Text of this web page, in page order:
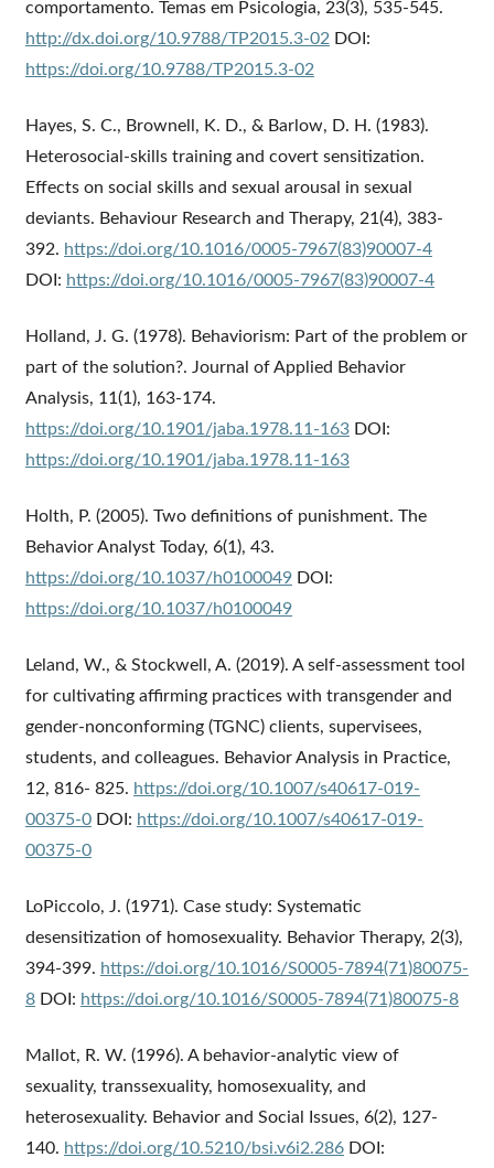
comportamento. Temas em Psicologia, 23(3), 535-545.
http://dx.doi.org/10.9788/TP2015.3-02 DOI:
https://doi.org/10.9788/TP2015.3-02
Hayes, S. C., Brownell, K. D., & Barlow, D. H. (1983).
Heterosocial-skills training and covert sensitization.
Effects on social skills and sexual arousal in sexual
deviants. Behaviour Research and Therapy, 21(4), 383-
392. https://doi.org/10.1016/0005-7967(83)90007-4
DOI: https://doi.org/10.1016/0005-7967(83)90007-4
Holland, J. G. (1978). Behaviorism: Part of the problem or
part of the solution?. Journal of Applied Behavior
Analysis, 11(1), 163-174.
https://doi.org/10.1901/jaba.1978.11-163DOI:
https://doi.org/10.1901/jaba.1978.11-163
Holth, P. (2005). Two definitions of punishment. The
Behavior Analyst Today, 6(1), 43.
https://doi.org/10.1037/h0100049DOI:
https://doi.org/10.1037/h0100049
Leland, W., & Stockwell, A. (2019). A self-assessment tool
for cultivating affirming practices with transgender and
gender-nonconforming (TGNC) clients, supervisees,
students, and colleagues. Behavior Analysis in Practice,
12, 816- 825. https://doi.org/10.1007/s40617-019-
00375-0DOI: https://doi.org/10.1007/s40617-019-
00375-0
LoPiccolo, J. (1971). Case study: Systematic
desensitization of homosexuality. Behavior Therapy, 2(3),
394-399. https://doi.org/10.1016/S0005-7894(71)80075-
8DOI: https://doi.org/10.1016/S0005-7894(71)80075-8
Mallot, R. W. (1996). A behavior-analytic view of
sexuality, transsexuality, homosexuality, and
heterosexuality. Behavior and Social Issues, 6(2), 127-
140. https://doi.org/10.5210/bsi.v6i2.286DOI: